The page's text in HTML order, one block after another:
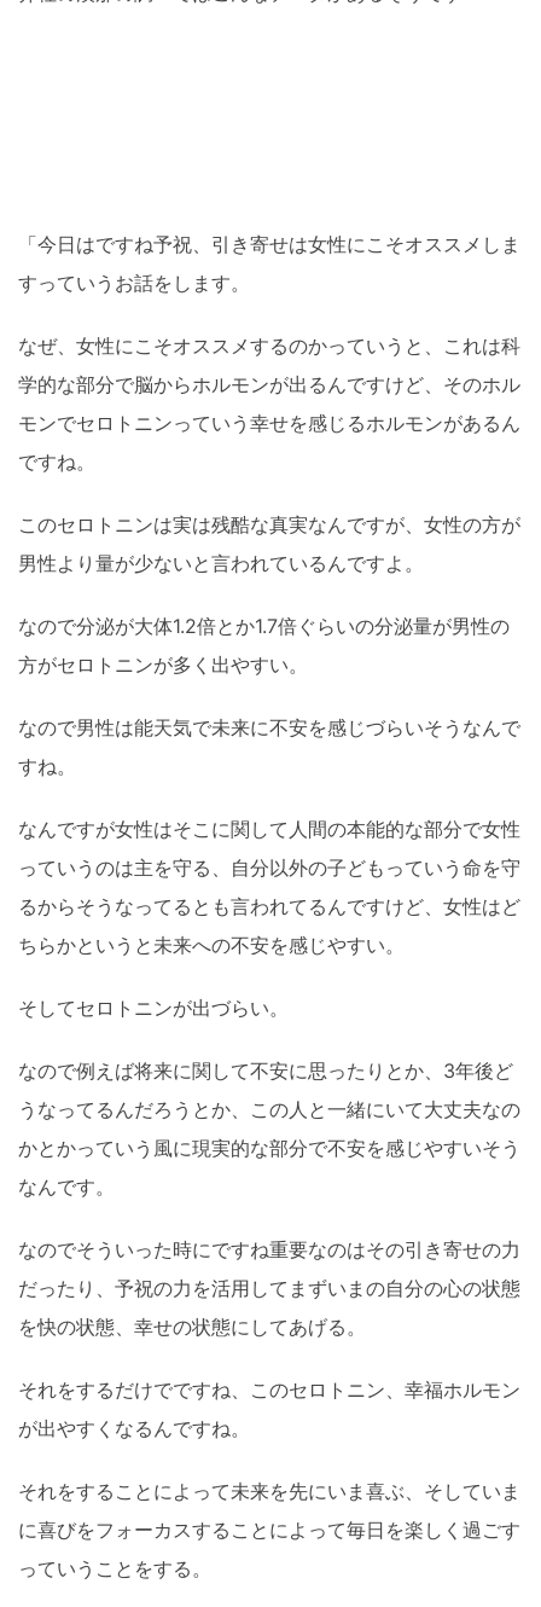
「今日はですね予祝、引き寄せは女性にこそオススメしま
すっていうお話をします。
なぜ、女性にこそオススメするのかっていうと、これは科
学的な部分で脳からホルモンが出るんですけど、そのホル
モンでセロトニンっていう幸せを感じるホルモンがあるん
ですね。
このセロトニンは実は残酷な真実なんですが、女性の方が
男性より量が少ないと言われているんですよ。
なので分泌が大体1.2倍とか1.7倍ぐらいの分泌量が男性の
方がセロトニンが多く出やすい。
なので男性は能天気で未来に不安を感じづらいそうなんで
すね。
なんですが女性はそこに関して人間の本能的な部分で女性
っていうのは主を守る、自分以外の子どもっていう命を守
るからそうなってるとも言われてるんですけど、女性はど
ちらかというと未来への不安を感じやすい。
そしてセロトニンが出づらい。
なので例えば将来に関して不安に思ったりとか、3年後ど
うなってるんだろうとか、この人と一緒にいて大丈夫なの
かとかっていう風に現実的な部分で不安を感じやすいそう
なんです。
なのでそういった時にですね重要なのはその引き寄せの力
だったり、予祝の力を活用してまずいまの自分の心の状態
を快の状態、幸せの状態にしてあげる。
それをするだけでですね、このセロトニン、幸福ホルモン
が出やすくなるんですね。
それをすることによって未来を先にいま喜ぶ、そしていま
に喜びをフォーカスすることによって毎日を楽しく過ごす
っていうことをする。